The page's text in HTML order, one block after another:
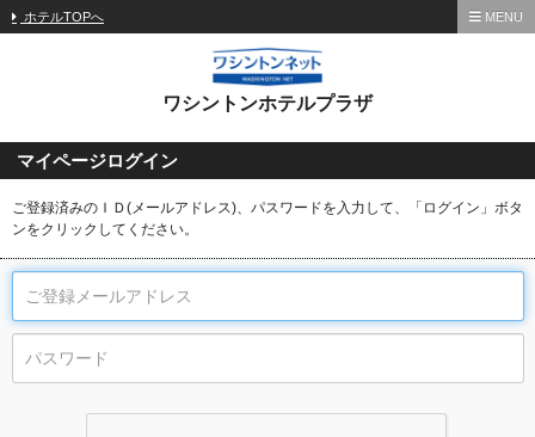
ホテルTOPへ MENU
ワシントンホテルプラザ
マイページログイン
ご登録済みのＩＤ(メールアドレス)、パスワードを入力して、「ログイン」ボタ
ンをクリックしてください。